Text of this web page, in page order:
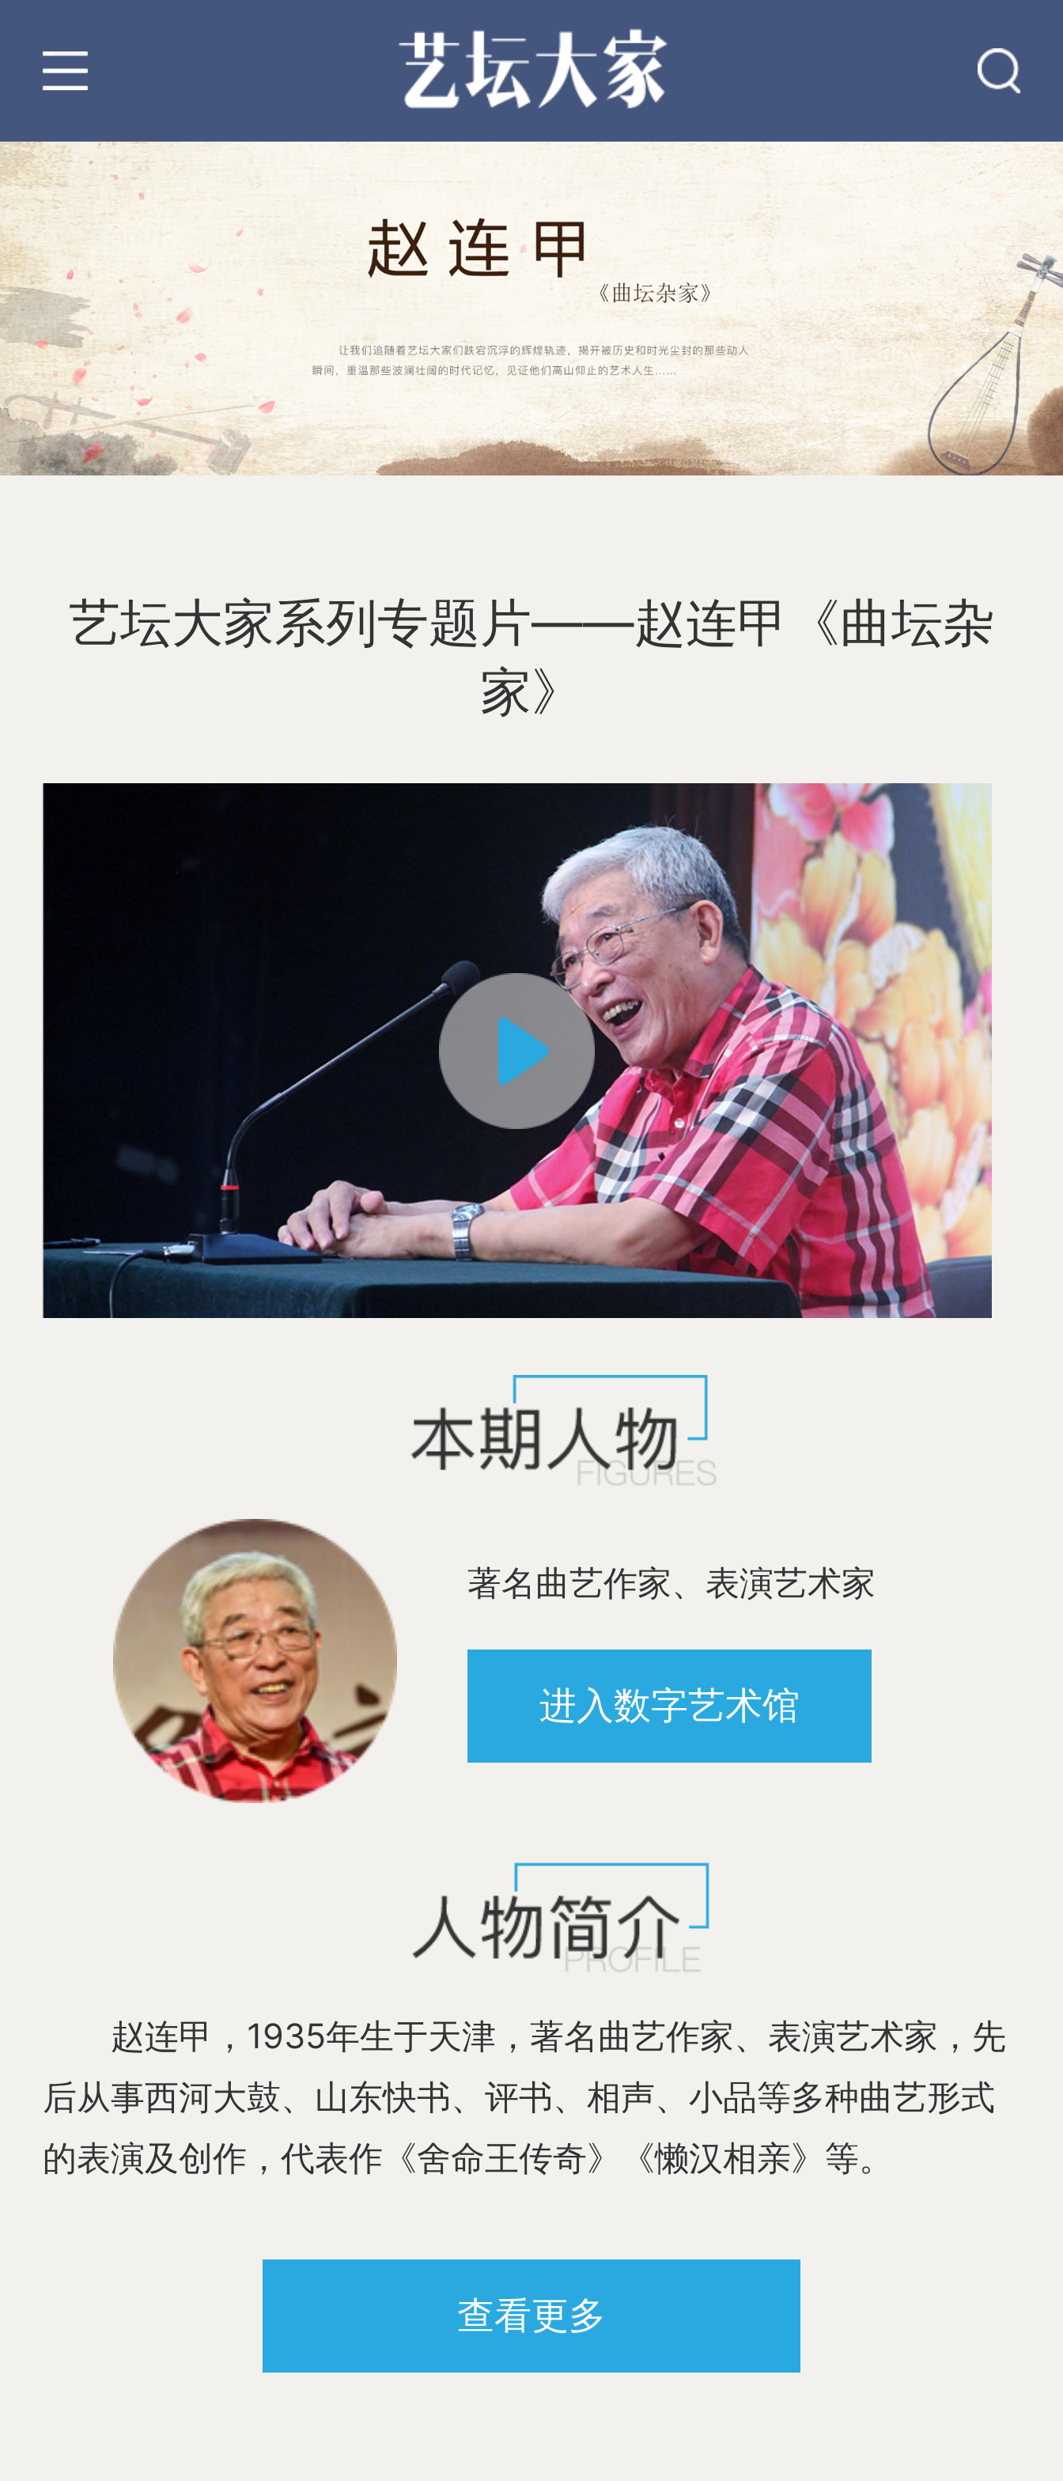
文学
戏剧
电影
音乐
美术
书法
曲艺
舞蹈
民间文艺
摄影
杂技
电视
艺坛大家系列专题片——赵连甲《曲坛杂
家》
著名曲艺作家、表演艺术家
进入数字艺术馆
赵连甲，1935年生于天津，著名曲艺作家、表演艺术家，先
后从事西河大鼓、山东快书、评书、相声、小品等多种曲艺形式
的表演及创作，代表作《舍命王传奇》《懒汉相亲》等。
查看更多